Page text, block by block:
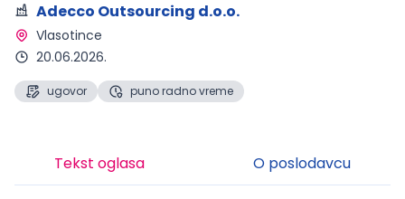
Adecco Outsourcing d.o.o.
Vlasotince
20.06.2026.
ugovor puno radno vreme
Tekst oglasa O poslodavcu